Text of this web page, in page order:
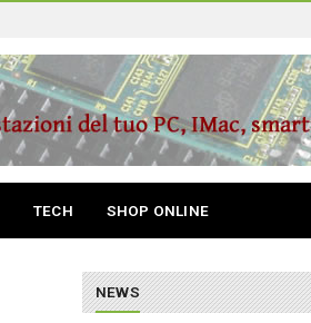
TECH SHOP ONLINE
NEWS